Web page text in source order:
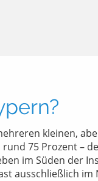
kleinen,
75 Prozent –
im Süden der
ausschließlich im